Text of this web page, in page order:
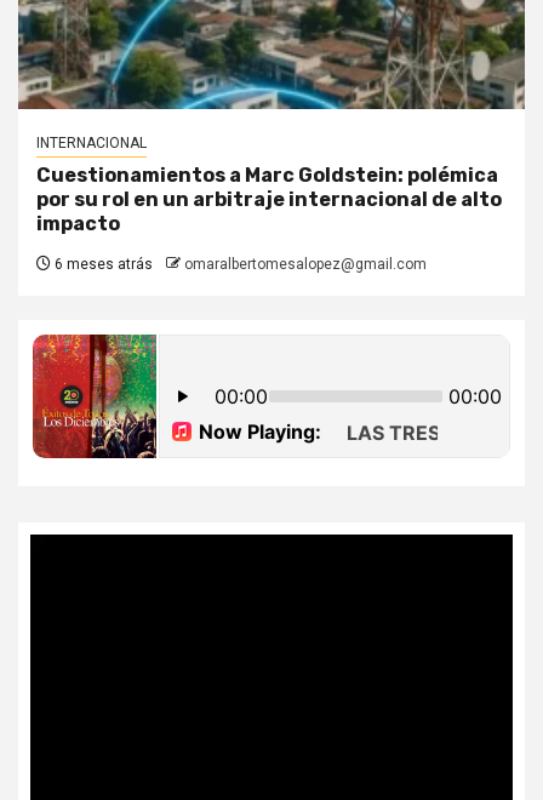
INTERNACIONAL
Cuestionamientos a Marc Goldstein: polémica
por su rol en un arbitraje internacional de alto
impacto
6 meses atrás omaralbertomesalopez@gmail.com